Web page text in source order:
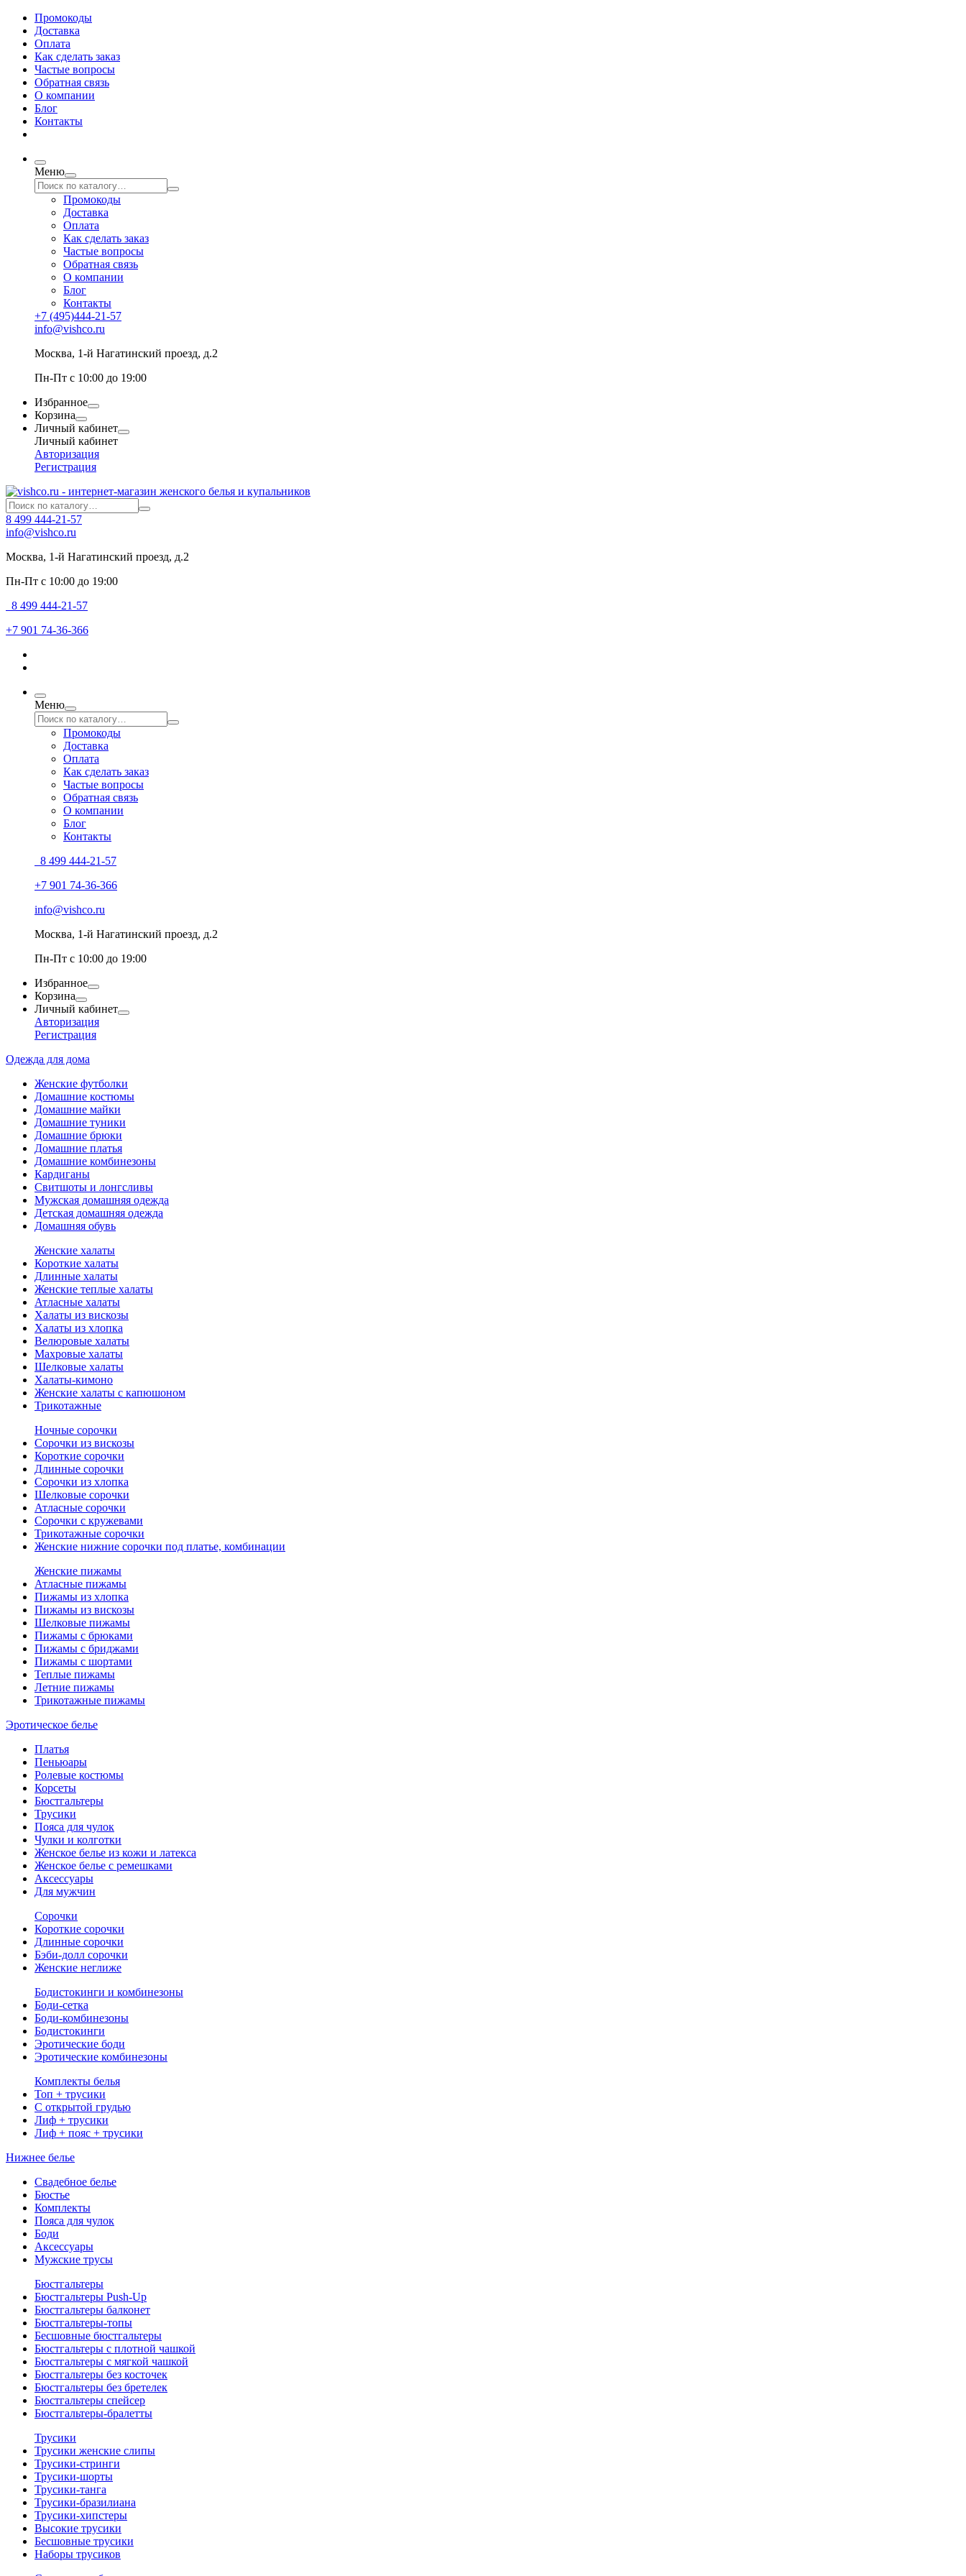
Промокоды
Доставка
Оплата
Как сделать заказ
Частые вопросы
Обратная связь
О компании
Блог
Контакты
Меню
Промокоды
Доставка
Оплата
Как сделать заказ
Частые вопросы
Обратная связь
О компании
Блог
Контакты
+7 (495)444-21-57
info@vishco.ru
Москва, 1-й Нагатинский проезд, д.2
Пн-Пт с 10:00 до 19:00
Избранное
Корзина
Личный кабинет
Личный кабинет
Авторизация
Регистрация
8 499 444-21-57
info@vishco.ru
Москва, 1-й Нагатинский проезд, д.2
Пн-Пт с 10:00 до 19:00
8 499 444-21-57
+7 901 74-36-366
Меню
Промокоды
Доставка
Оплата
Как сделать заказ
Частые вопросы
Обратная связь
О компании
Блог
Контакты
8 499 444-21-57
+7 901 74-36-366
info@vishco.ru
Москва, 1-й Нагатинский проезд, д.2
Пн-Пт с 10:00 до 19:00
Избранное
Корзина
Личный кабинет
Авторизация
Регистрация
Одежда для дома
Женские футболки
Домашние костюмы
Домашние майки
Домашние туники
Домашние брюки
Домашние платья
Домашние комбинезоны
Кардиганы
Свитшоты и лонгсливы
Мужская домашняя одежда
Детская домашняя одежда
Домашняя обувь
Женские халаты
Короткие халаты
Длинные халаты
Женские теплые халаты
Атласные халаты
Халаты из вискозы
Халаты из хлопка
Велюровые халаты
Махровые халаты
Шелковые халаты
Халаты-кимоно
Женские халаты с капюшоном
Трикотажные
Ночные сорочки
Сорочки из вискозы
Короткие сорочки
Длинные сорочки
Сорочки из хлопка
Шелковые сорочки
Атласные сорочки
Сорочки с кружевами
Трикотажные сорочки
Женские нижние сорочки под платье, комбинации
Женские пижамы
Атласные пижамы
Пижамы из хлопка
Пижамы из вискозы
Шелковые пижамы
Пижамы с брюками
Пижамы с бриджами
Пижамы с шортами
Теплые пижамы
Летние пижамы
Трикотажные пижамы
Эротическое белье
Платья
Пеньюары
Ролевые костюмы
Корсеты
Бюстгальтеры
Трусики
Пояса для чулок
Чулки и колготки
Женское белье из кожи и латекса
Женское белье с ремешками
Аксессуары
Для мужчин
Сорочки
Короткие сорочки
Длинные сорочки
Бэби-долл сорочки
Женские неглиже
Бодистокинги и комбинезоны
Боди-сетка
Боди-комбинезоны
Бодистокинги
Эротические боди
Эротические комбинезоны
Комплекты белья
Топ + трусики
С открытой грудью
Лиф + трусики
Лиф + пояс + трусики
Нижнее белье
Свадебное белье
Бюстье
Комплекты
Пояса для чулок
Боди
Аксессуары
Мужские трусы
Бюстгальтеры
Бюстгальтеры Push-Up
Бюстгальтеры балконет
Бюстгальтеры-топы
Бесшовные бюстгальтеры
Бюстгальтеры с плотной чашкой
Бюстгальтеры с мягкой чашкой
Бюстгальтеры без косточек
Бюстгальтеры без бретелек
Бюстгальтеры спейсер
Бюстгальтеры-бралетты
Трусики
Трусики женские слипы
Трусики-стринги
Трусики-шорты
Трусики-танга
Трусики-бразилиана
Трусики-хипстеры
Высокие трусики
Бесшовные трусики
Наборы трусиков